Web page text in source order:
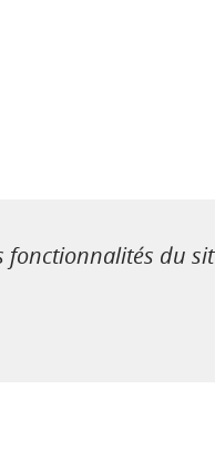
fonctionnalités du